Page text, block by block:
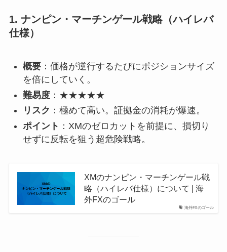
1. ナンピン・マーチンゲール戦略（ハイレバ
仕様）
概要：価格が逆行するたびにポジションサイズ
を倍にしていく。
難易度：★★★★★
リスク ：極めて高い。証拠金の消耗が爆速。
ポイント ：XMのゼロカットを前提に、損切り
せずに反転を狙う超危険戦略。
海外FXのゴール
XMのナンピン・マーチンゲール戦
略（ハイレバ仕様）について | 海
外FXのゴール